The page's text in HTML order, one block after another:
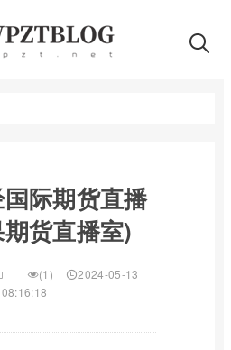
际期货直播
货直播室)
(1)
2024-05-13
08:16:18